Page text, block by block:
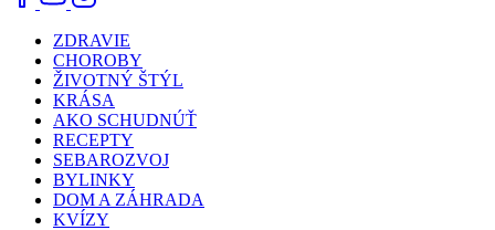
ZDRAVIE
CHOROBY
ŽIVOTNÝ ŠTÝL
KRÁSA
AKO SCHUDNÚŤ
RECEPTY
SEBAROZVOJ
BYLINKY
DOM A ZÁHRADA
KVÍZY